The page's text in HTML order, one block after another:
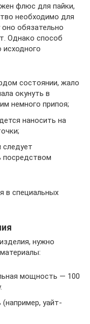
флюс для пайки,
необходимо для
обязательно
Однако способ
исходного
состоянии, жало
окунуть в
немного припоя;
наносить на
посредством
в специальных
нужно
мощность — 100
(например, уайт-